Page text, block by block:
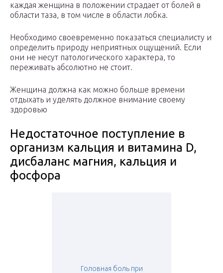
каждая женщина в положении страдает от болей в
области таза, в том числе в области лобка.
Необходимо своевременно показаться специалисту и
определить природу неприятных ощущений. Если
они не несут патологического характера, то
переживать абсолютно не стоит.
Женщина должна как можно больше времени
отдыхать и уделять должное внимание своему
здоровью
Недостаточное поступление в
организм кальция и витамина D,
дисбаланс магния, кальция и
фосфора
Головная боль при